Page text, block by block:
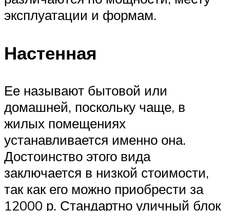
эксплуатации и формам.
Настенная
Ее называют бытовой или
домашней, поскольку чаще, в
жилых помещениях
устанавливается именно она.
Достоинство этого вида
заключается в низкой стоимости,
так как его можно приобрести за
12000 р. Стандартно уличный блок